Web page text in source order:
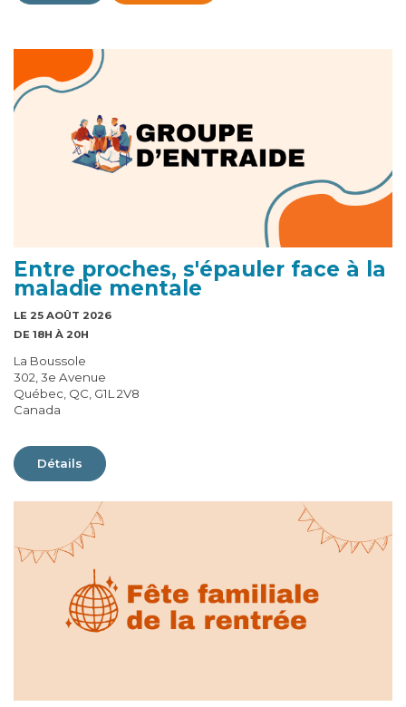
Entre proches, s'épauler face à la
maladie mentale
LE 25 AOÛT 2026
DE 18H À 20H
La Boussole
302, 3e Avenue
Québec, QC, G1L 2V8
Canada
Détails